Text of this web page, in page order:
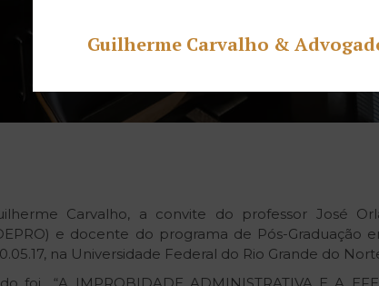
Carvalho, a convite do professor José
e docente do programa de Pós-Graduação
na Universidade Federal do Rio Grande do
foi “A IMPROBIDADE ADMINISTRATIVA E A
Guilherme Carvalho &